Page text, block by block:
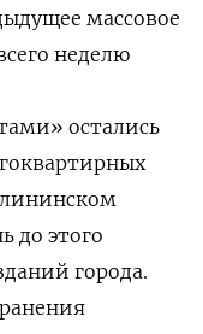
массовое
неделю
остались
до этого
города.